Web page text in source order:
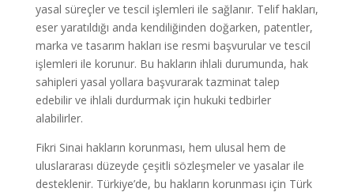
yasal süreçler ve tescil işlemleri ile sağlanır. Telif hakları,
eser yaratıldığı anda kendiliğinden doğarken, patentler,
marka ve tasarım hakları ise resmi başvurular ve tescil
işlemleri ile korunur. Bu hakların ihlali durumunda, hak
sahipleri yasal yollara başvurarak tazminat talep
edebilir ve ihlali durdurmak için hukuki tedbirler
alabilirler.
Fikri Sinai hakların korunması, hem ulusal hem de
uluslararası düzeyde çeşitli sözleşmeler ve yasalar ile
desteklenir. Türkiye’de, bu hakların korunması için Türk